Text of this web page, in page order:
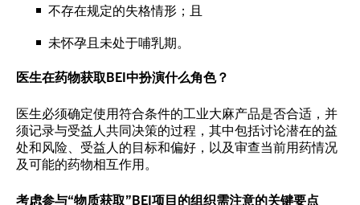
不存在规定的失格情形；且
未怀孕且未处于哺乳期。
医生在药物获取BEI中扮演什么角色？
医生必须确定使用符合条件的工业大麻产品是否合适，并
须记录与受益人共同决策的过程，其中包括讨论潜在的益
处和风险、受益人的目标和偏好，以及审查当前用药情况
及可能的药物相互作用。
考虑参与“物质获取”BEI项目的组织需注意的关键要点